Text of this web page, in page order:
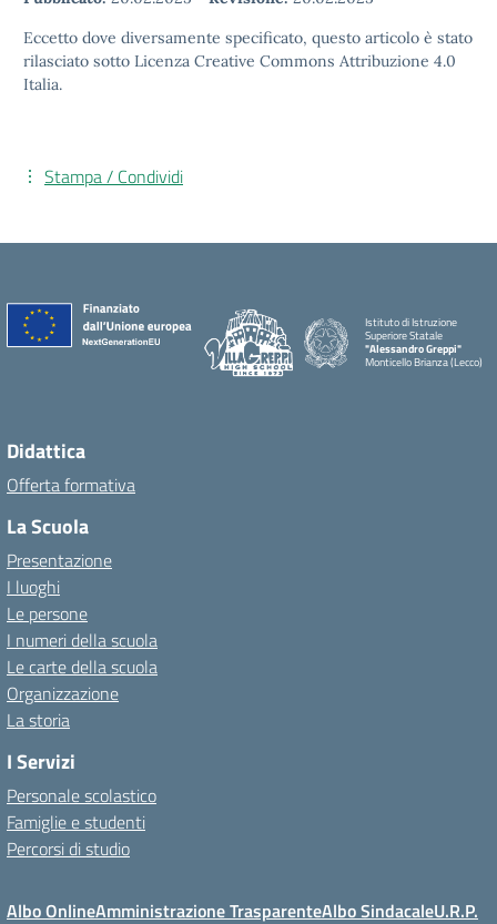
Eccetto dove diversamente specificato, questo articolo è stato
rilasciato sotto Licenza Creative Commons Attribuzione 4.0
Italia.
Stampa / Condividi
Istituto di Istruzione
Superiore Statale
"Alessandro Greppi"
Monticello Brianza (Lecco)
Didattica
Offerta formativa
La Scuola
Presentazione
I luoghi
Le persone
I numeri della scuola
Le carte della scuola
Organizzazione
La storia
I Servizi
Personale scolastico
Famiglie e studenti
Percorsi di studio
Albo OnlineAmministrazione TrasparenteAlbo SindacaleU.R.P.